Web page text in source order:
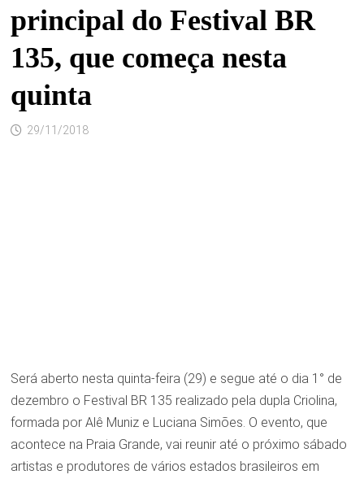
principal do Festival BR
135, que começa nesta
quinta
29/11/2018
Será aberto nesta quinta-feira (29) e segue até o dia 1° de
dezembro o Festival BR 135 realizado pela dupla Criolina,
formada por Alê Muniz e Luciana Simões. O evento, que
acontece na Praia Grande, vai reunir até o próximo sábado
artistas e produtores de vários estados brasileiros em